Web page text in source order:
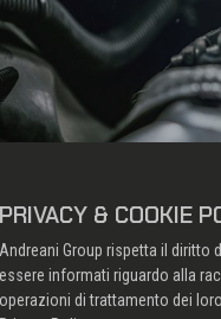
PRIVACY & COOKIE
Andreani Group rispetta il diritto
essere informati riguardo alla
operazioni di trattamento dei